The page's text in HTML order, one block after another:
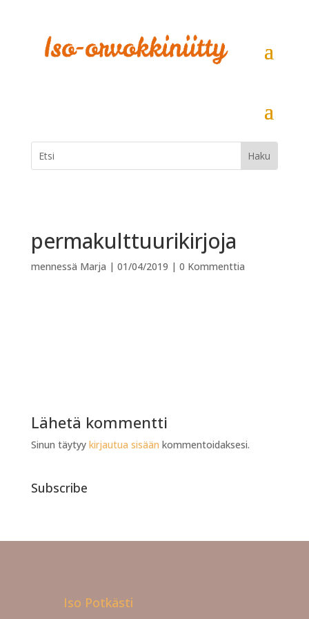
permakulttuurikirjoja
mennessä Marja | 01/04/2019 | 0 Kommenttia
Lähetä kommentti
Sinun täytyy kirjautua sisään kommentoidaksesi.
Subscribe
Iso Potkästi